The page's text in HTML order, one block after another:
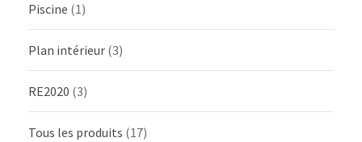
Piscine (1)
Plan intérieur (3)
RE2020 (3)
Tous les produits (17)